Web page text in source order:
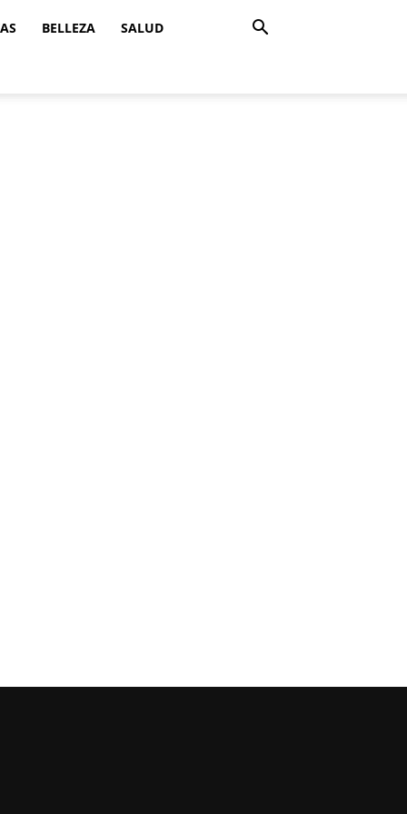
BELLEZA SALUD